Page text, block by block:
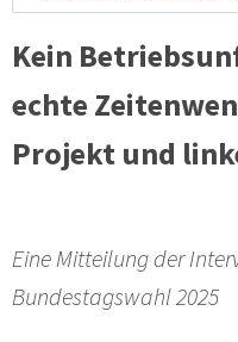
Kein
echte
Projekt und
Eine Mitteilung der
Bundestagswahl 2025